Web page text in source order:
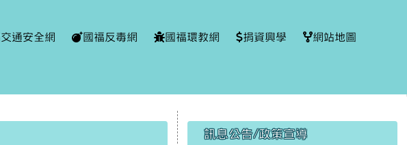
通安全網 國福反毒網 國福環教網 捐資興學 網站地圖
右邊區域內容
訊息公告/政策宣導
1150351593A00_ATTCH3.jpg